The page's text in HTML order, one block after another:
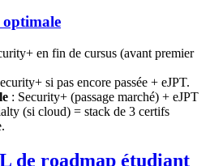
optimale
en fin de cursus (avant premier
si pas encore passée + eJPT.
: Security+ (passage marché) + eJPT
(si cloud) = stack de 3 certifs
de roadmap étudiant